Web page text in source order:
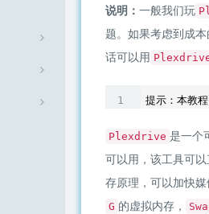
333
235
说明： 一般我们玩
题。如果考虑到成
话可以用
Plexdrive 是一个
可以用，该工具可以
存原理，可以加快
G 的虚拟内存，